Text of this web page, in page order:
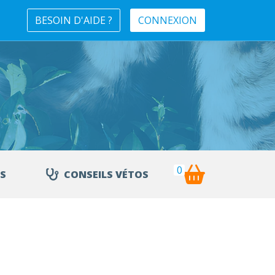
BESOIN D'AIDE ? CONNEXION
CONSEILS VÉTOS 0